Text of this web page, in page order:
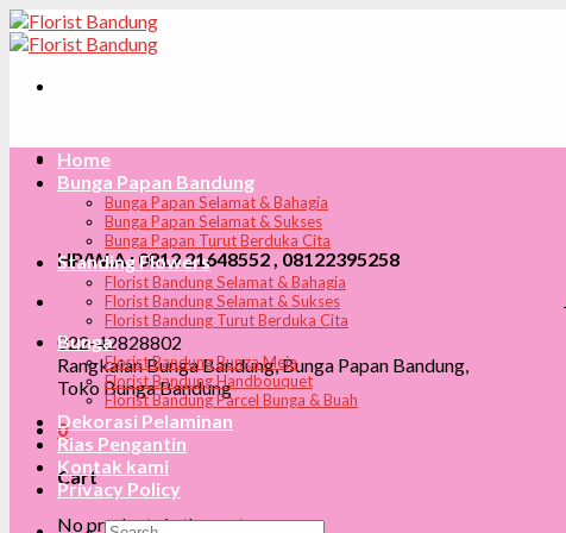
Skip
to
HP/W.A : 0812 21648552 , 08122395258
022-42828802
Rangkaian Bunga Bandung, Bunga Papan Bandung,
Toko Bunga Bandung
0
Cart
No products in the cart.
Home
Bunga Papan Bandung
Bunga Papan Selamat & Bahagia
Bunga Papan Selamat & Sukses
Bunga Papan Turut Berduka Cita
Standing Flowers
Florist Bandung Selamat & Bahagia
Florist Bandung Selamat & Sukses
Florist Bandung Turut Berduka Cita
Bunga
Florist Bandung Bunga Meja
Florist Bandung Handbouquet
Florist Bandung Parcel Bunga & Buah
Dekorasi Pelaminan
Rias Pengantin
Kontak kami
Privacy Policy
Search